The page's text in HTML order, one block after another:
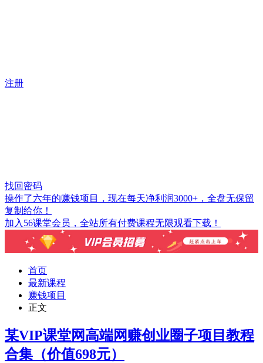
注册
找回密码
操作了六年的赚钱项目，现在每天净利润3000+，全盘无保留
复制给你！
加入56课堂会员，全站所有付费课程无限观看下载！
首页
最新课程
赚钱项目
正文
某VIP课堂网高端网赚创业圈子项目教程
合集（价值698元）